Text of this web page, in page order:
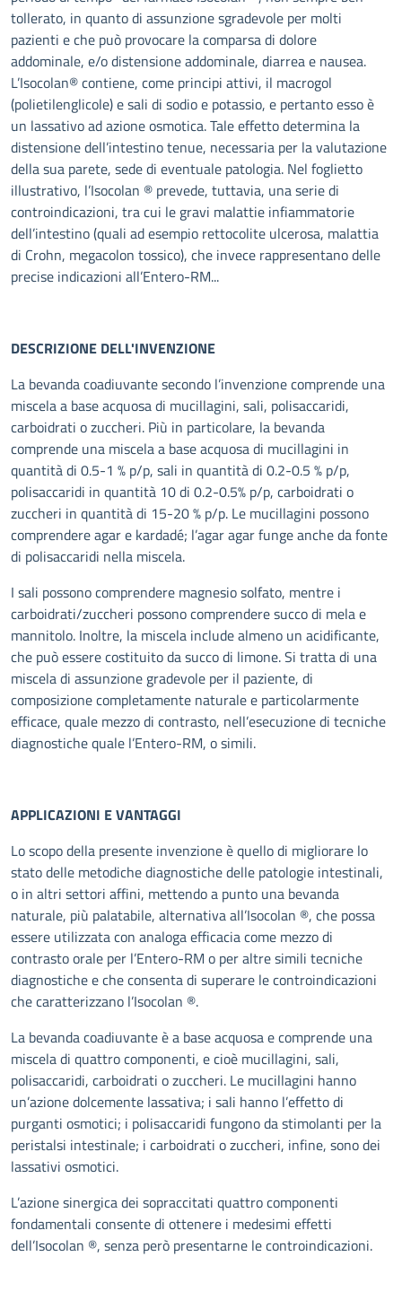
tollerato, in quanto di assunzione sgradevole per molti
pazienti e che può provocare la comparsa di dolore
addominale, e/o distensione addominale, diarrea e nausea.
L’Isocolan® contiene, come principi attivi, il macrogol
(polietilenglicole) e sali di sodio e potassio, e pertanto esso è
un lassativo ad azione osmotica. Tale effetto determina la
distensione dell’intestino tenue, necessaria per la valutazione
della sua parete, sede di eventuale patologia. Nel foglietto
illustrativo, l’Isocolan ® prevede, tuttavia, una serie di
controindicazioni, tra cui le gravi malattie infiammatorie
dell’intestino (quali ad esempio rettocolite ulcerosa, malattia
di Crohn, megacolon tossico), che invece rappresentano delle
precise indicazioni all’Entero-RM...
DESCRIZIONE DELL'INVENZIONE
La bevanda coadiuvante secondo l’invenzione comprende una
miscela a base acquosa di mucillagini, sali, polisaccaridi,
carboidrati o zuccheri. Più in particolare, la bevanda
comprende una miscela a base acquosa di mucillagini in
quantità di 0.5-1 % p/p, sali in quantità di 0.2-0.5 % p/p,
polisaccaridi in quantità 10 di 0.2-0.5% p/p, carboidrati o
zuccheri in quantità di 15-20 % p/p. Le mucillagini possono
comprendere agar e kardadé; l’agar agar funge anche da fonte
di polisaccaridi nella miscela.
I sali possono comprendere magnesio solfato, mentre i
carboidrati/zuccheri possono comprendere succo di mela e
mannitolo. Inoltre, la miscela include almeno un acidificante,
che può essere costituito da succo di limone. Si tratta di una
miscela di assunzione gradevole per il paziente, di
composizione completamente naturale e particolarmente
efficace, quale mezzo di contrasto, nell’esecuzione di tecniche
diagnostiche quale l’Entero-RM, o simili.
APPLICAZIONI E VANTAGGI
Lo scopo della presente invenzione è quello di migliorare lo
stato delle metodiche diagnostiche delle patologie intestinali,
o in altri settori affini, mettendo a punto una bevanda
naturale, più palatabile, alternativa all’Isocolan ®, che possa
essere utilizzata con analoga efficacia come mezzo di
contrasto orale per l’Entero-RM o per altre simili tecniche
diagnostiche e che consenta di superare le controindicazioni
che caratterizzano l’Isocolan ®.
La bevanda coadiuvante è a base acquosa e comprende una
miscela di quattro componenti, e cioè mucillagini, sali,
polisaccaridi, carboidrati o zuccheri. Le mucillagini hanno
un’azione dolcemente lassativa; i sali hanno l’effetto di
purganti osmotici; i polisaccaridi fungono da stimolanti per la
peristalsi intestinale; i carboidrati o zuccheri, infine, sono dei
lassativi osmotici.
L’azione sinergica dei sopraccitati quattro componenti
fondamentali consente di ottenere i medesimi effetti
dell’Isocolan ®, senza però presentarne le controindicazioni.